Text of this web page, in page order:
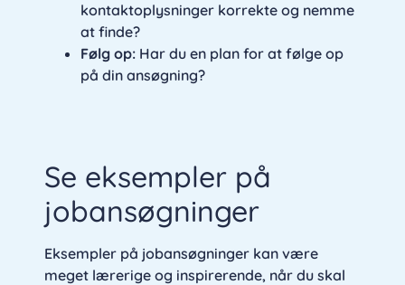
kontaktoplysninger korrekte og nemme
at finde?
Følg op: Har du en plan for at følge op
på din ansøgning?
Se eksempler på
jobansøgninger
Eksempler på jobansøgninger kan være
meget lærerige og inspirerende, når du skal